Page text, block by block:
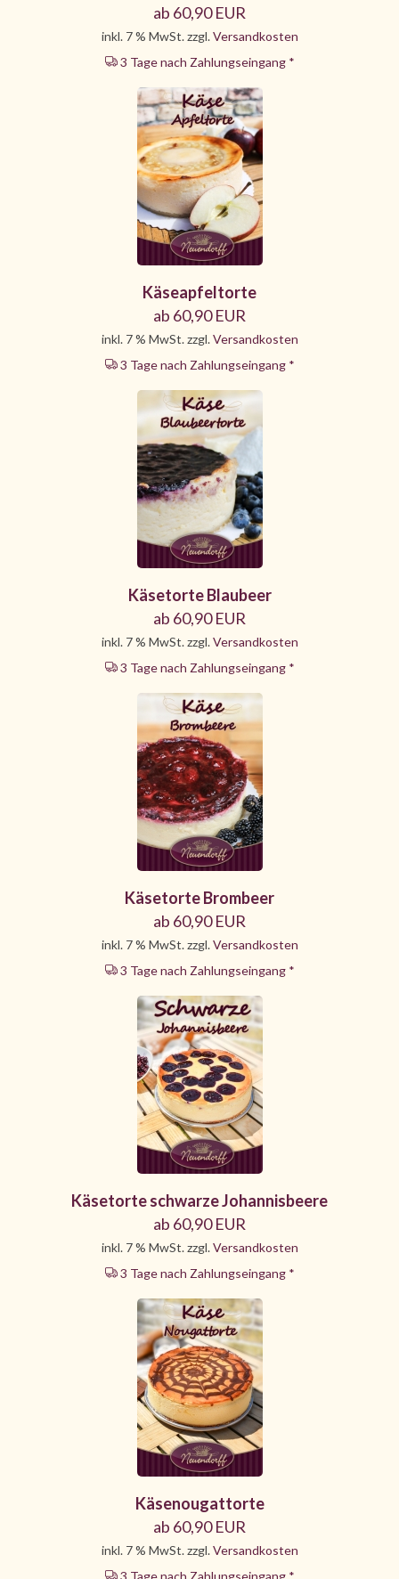
ab 60,90 EUR
inkl. 7 % MwSt. zzgl.Versandkosten
3 Tage nach Zahlungseingang *
Käseapfeltorte
ab 60,90 EUR
inkl. 7 % MwSt. zzgl.Versandkosten
3 Tage nach Zahlungseingang *
Käsetorte Blaubeer
ab 60,90 EUR
inkl. 7 % MwSt. zzgl.Versandkosten
3 Tage nach Zahlungseingang *
Käsetorte Brombeer
ab 60,90 EUR
inkl. 7 % MwSt. zzgl.Versandkosten
3 Tage nach Zahlungseingang *
Käsetorte schwarze Johannisbeere
ab 60,90 EUR
inkl. 7 % MwSt. zzgl.Versandkosten
3 Tage nach Zahlungseingang *
Käsenougattorte
ab 60,90 EUR
inkl. 7 % MwSt. zzgl.Versandkosten
3 Tage nach Zahlungseingang *